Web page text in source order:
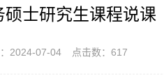
硕士研究生课程说课
2024-07-04 点击数： 617